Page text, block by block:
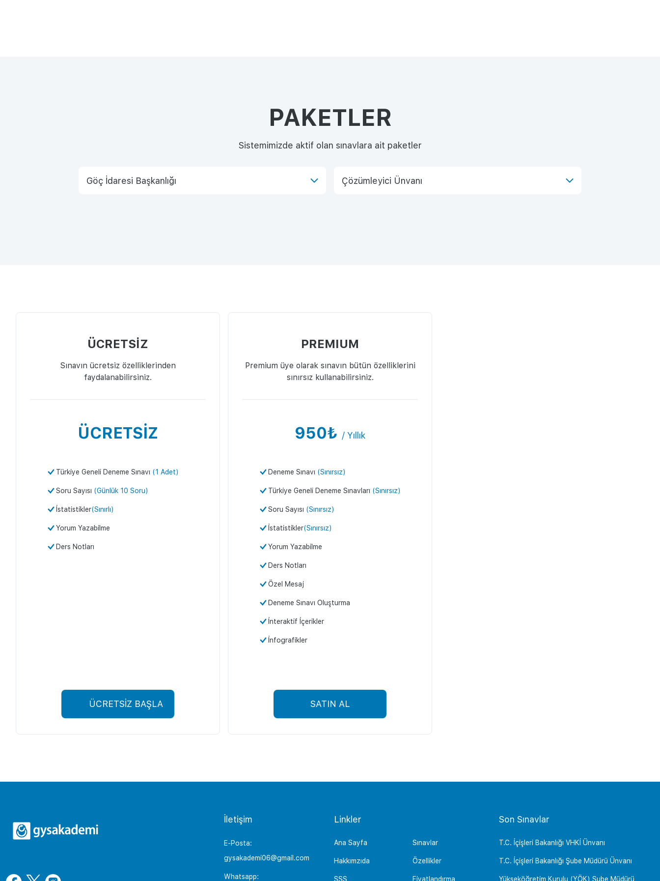
PAKETLER
Sistemimizde aktif olan sınavlara ait paketler
ÜCRETSİZ
Sınavın ücretsiz özelliklerinden
faydalanabilirsiniz.
ÜCRETSİZ
Türkiye Geneli Deneme Sınavı (1 Adet)
Soru Sayısı (Günlük 10 Soru)
İstatistikler(Sınırlı)
Yorum Yazabilme
Ders Notları
ÜCRETSİZ BAŞLA
PREMIUM
Premium üye olarak sınavın bütün özelliklerini
sınırsız kullanabilirsiniz.
950₺ / Yıllık
Deneme Sınavı (Sınırsız)
Türkiye Geneli Deneme Sınavları (Sınırsız)
Soru Sayısı (Sınırsız)
İstatistikler(Sınırsız)
Yorum Yazabilme
Ders Notları
Özel Mesaj
Deneme Sınavı Oluşturma
İnteraktif İçerikler
İnfografikler
SATIN AL
İletişim
E-Posta:
gysakademi06@gmail.com
Whatsapp:
Linkler
Ana Sayfa
Hakkımzıda
SSS
Sınavlar
Özellikler
Fiyatlandırma
Son Sınavlar
T.C. İçişleri Bakanlığı VHKİ Ünvanı
T.C. İçişleri Bakanlığı Şube Müdürü Ünvanı
Yükseköğretim Kurulu (YÖK) Şube Müdürü